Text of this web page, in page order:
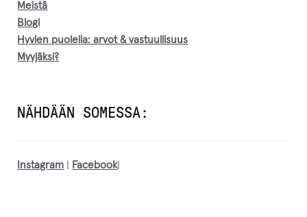
Meistä
Blogi
Hyvien puolella: arvot & vastuullisuus
Myyjäksi?
NÄHDÄÄN SOMESSA:
Instagram Facebook|